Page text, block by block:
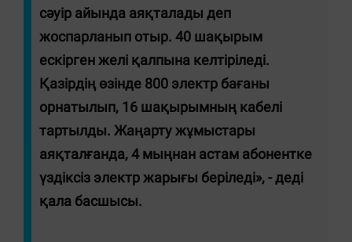
сәуір айында аяқталады деп
жоспарланып отыр. 40 шақырым
ескірген желі қалпына келтіріледі.
Қазірдің өзінде 800 электр бағаны
орнатылып, 16 шақырымның кабелі
тартылды. Жаңарту жұмыстары
аяқталғанда, 4 мыңнан астам абонентке
үздіксіз электр жарығы беріледі», - деді
қала басшысы.